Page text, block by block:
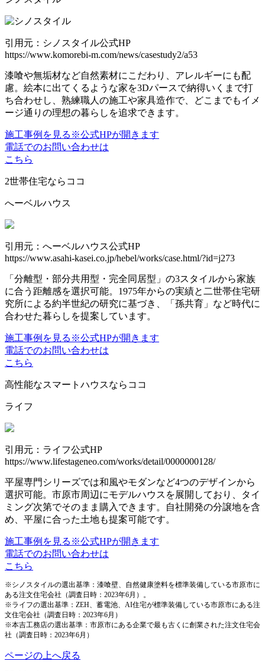
引用元：シノスタイル公式HP
https://www.komorebi-m.com/news/casestudy2/a53
漆喰や無垢材など自然素材にこだわり、アレルギーにも配
慮。絵本に出てくるような家を3Dパースで納得いくまで打
ち合わせし、熟練職人の施工や家具造作で、どこまでもイメ
ージ通りの理想の暮らしを追求できます。
施工事例を見る ※公式HPが開きます
電話でのお問い合わせは
こちら
2世帯住宅ならココ
へーベルハウス
引用元：へーベルハウス公式HP
https://www.asahi-kasei.co.jp/hebel/works/case.html/?id=j273
「分離型・部分共用型・完全同居型」の3スタイルから家族
に合う距離感を選択可能。1975年からの実績と二世帯住宅研
究所による約半世紀の研究に基づき、「孫共育」など時代に
合わせた暮らしを提案しています。
施工事例を見る ※公式HPが開きます
電話でのお問い合わせは
こちら
高性能なスマートハウスならココ
ライフ
引用元：ライフ公式HP
https://www.lifestageneo.com/works/detail/0000000128/
平屋専門シリーズでは和風やモダンなど4つのデザインから
選択可能。市原市周辺にモデルハウスを展開しており、タイ
ミング次第でそのまま購入できます。自社開発の分譲地を含
め、平屋に合った土地も提案可能です。
施工事例を見る ※公式HPが開きます
電話でのお問い合わせは
こちら
※シノスタイルの選出基準：漆喰壁、自然健康塗料を標準装備している市原市に
ある注文住宅会社（調査日時：2023年6月）。
※ライフの選出基準：ZEH、蓄電池、AI住宅が標準装備している市原市にある注
文住宅会社（調査日時：2023年6月）
※本吉工務店の選出基準：市原市にある企業で最も古くに創業された注文住宅会
社（調査日時：2023年6月）
ページの上へ戻る